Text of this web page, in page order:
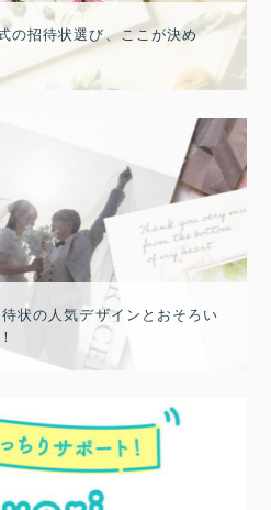
の招待状選び、ここが決め
状の人気デザインとおそろい